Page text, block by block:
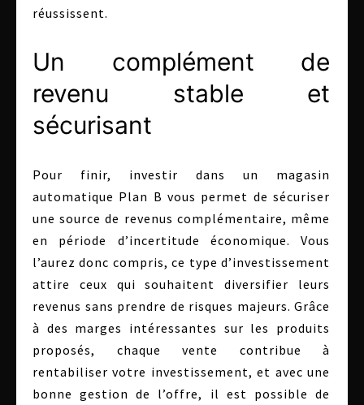
réussissent.
Un complément de
revenu stable et
sécurisant
Pour finir, investir dans un magasin
automatique Plan B vous permet de sécuriser
une source de revenus complémentaire, même
en période d’incertitude économique. Vous
l’aurez donc compris, ce type d’investissement
attire ceux qui souhaitent diversifier leurs
revenus sans prendre de risques majeurs. Grâce
à des marges intéressantes sur les produits
proposés, chaque vente contribue à
rentabiliser votre investissement, et avec une
bonne gestion de l’offre, il est possible de